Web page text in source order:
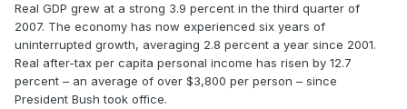
Real GDP grew at a strong 3.9 percent in the third quarter of
2007. The economy has now experienced six years of
uninterrupted growth, averaging 2.8 percent a year since 2001.
Real after-tax per capita personal income has risen by 12.7
percent – an average of over $3,800 per person – since
President Bush took office.